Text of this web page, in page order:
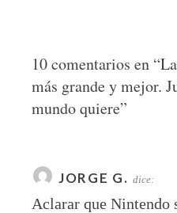
10 comentarios en “
más grande y mejor.
mundo quiere”
JORGE G. dice:
Aclarar que Nintendo